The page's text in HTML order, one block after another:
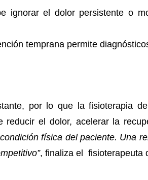
ignorar el dolor persistente o
temprana permite
por lo que la fisioterapia
el dolor, acelerar la
física del paciente. Una
, finaliza el fisioterapeuta